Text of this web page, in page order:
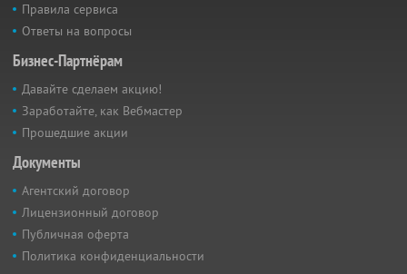
Правила сервиса
Ответы на вопросы
Бизнес-Партнёрам
Давайте сделаем акцию!
Заработайте, как Вебмастер
Прошедшие акции
Документы
Агентский договор
Лицензионный договор
Публичная оферта
Политика конфиденциальности